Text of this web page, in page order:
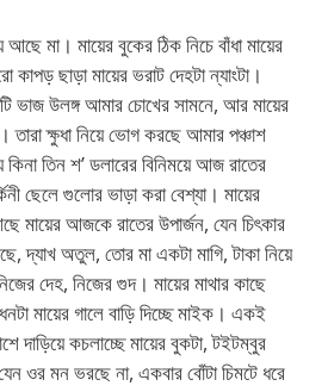
মা। মায়ের বুকের ঠিক নিচে বাঁধা মায়ের
ছাড়া মায়ের ভরাট দেহটা ন্যাংটা।
ভাজ উলঙ্গ আমার চোখের সামনে, আর মায়ের
তারা ক্ষুধা নিয়ে ভোগ করছে আমার পঞ্চাশ
কিনা তিন শ’ ডলারের বিনিময়ে আজ রাতের
ছেলে গুলোর ভাড়া করা বেশ্যা। মায়ের
মায়ের আজকে রাতের উপার্জন, যেন চিৎকার
দ্যাখ অতুল, তোর মা একটা মাগি, টাকা নিয়ে
দেহ, নিজের গুদ। মায়ের মাথার কাছে
মায়ের গালে বাড়ি দিচ্ছে মাইক। একই
দাড়িয়ে কচলাচ্ছে মায়ের বুকটা, টইটম্বুর
ওর মন ভরছে না, একবার বোঁটা চিমটে ধরে